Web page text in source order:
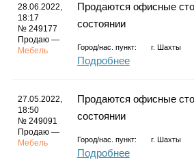
28.06.2022,
18:17
№ 249177
Продаю —
Мебель
Продаются офисные
состоянии
Город/нас. пункт: г. Шахты
Подробнее
27.05.2022,
18:50
№ 249091
Продаю —
Мебель
Продаются офисные
состоянии
Город/нас. пункт: г. Шахты
Подробнее